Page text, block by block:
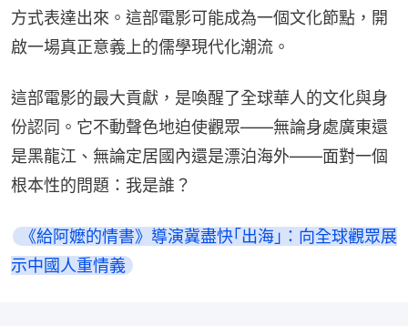
方式表達出來。這部電影可能成為一個文化節點，開
啟一場真正意義上的儒學現代化潮流。
這部電影的最大貢獻，是喚醒了全球華人的文化與身
份認同。它不動聲色地迫使觀眾——無論身處廣東還
是黑龍江、無論定居國內還是漂泊海外——面對一個
根本性的問題：我是誰？
《給阿嬤的情書》導演冀盡快｢出海｣：向全球觀眾展
示中國人重情義